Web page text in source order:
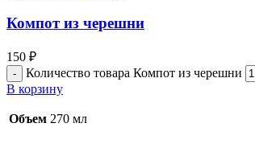
Компот из черешни
150 ₽
Количество товара Компот из черешни
В корзину
Объем 270 мл